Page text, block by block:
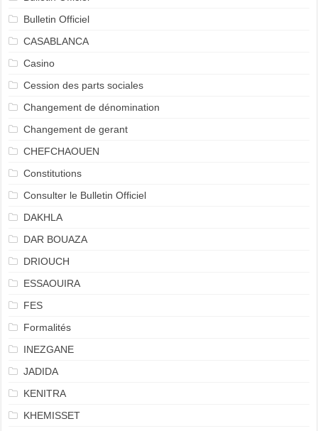
Bulletin Officiel
CASABLANCA
Casino
Cession des parts sociales
Changement de dénomination
Changement de gerant
CHEFCHAOUEN
Constitutions
Consulter le Bulletin Officiel
DAKHLA
DAR BOUAZA
DRIOUCH
ESSAOUIRA
FES
Formalités
INEZGANE
JADIDA
KENITRA
KHEMISSET